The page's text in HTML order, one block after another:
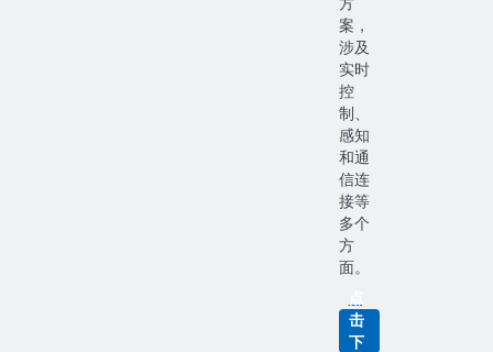
案，
涉及
实时
控
制、
感知
和通
信连
接等
多个
方
面。
击
下